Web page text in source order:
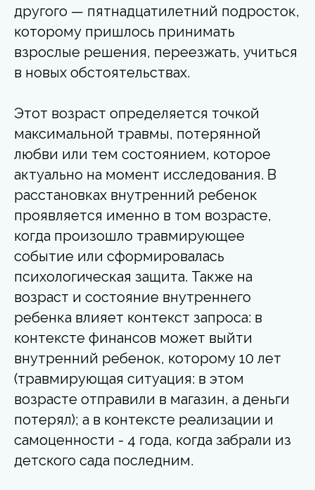
другого — пятнадцатилетний подросток,
которому пришлось принимать
взрослые решения, переезжать, учиться
в новых обстоятельствах.
Этот возраст определяется точкой
максимальной травмы, потерянной
любви или тем состоянием, которое
актуально на момент исследования. В
расстановках внутренний ребенок
проявляется именно в том возрасте,
когда произошло травмирующее
событие или сформировалась
психологическая защита. Также на
возраст и состояние внутреннего
ребенка влияет контекст запроса: в
контексте финансов может выйти
внутренний ребенок, которому 10 лет
(травмирующая ситуация: в этом
возрасте отправили в магазин, а деньги
потерял); а в контексте реализации и
самоценности - 4 года, когда забрали из
детского сада последним.